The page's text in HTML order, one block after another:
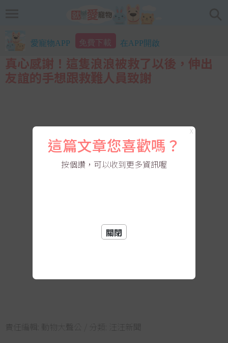
愛寵物APP 免費下載 在APP開啟
真心感謝！這隻浪浪被救了以後，伸出
友誼的手想跟救難人員致謝
責任編輯: 動物大聲公 / 分類: 汪汪新聞
X
這篇文章您喜歡嗎？
按個讚，可以收到更多資訊喔
關閉